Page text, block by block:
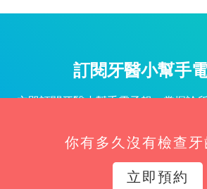
訂閱牙醫小幫手
立即訂閱牙醫小幫手電子報，掌握診
你有多久沒有檢查牙
立即預約